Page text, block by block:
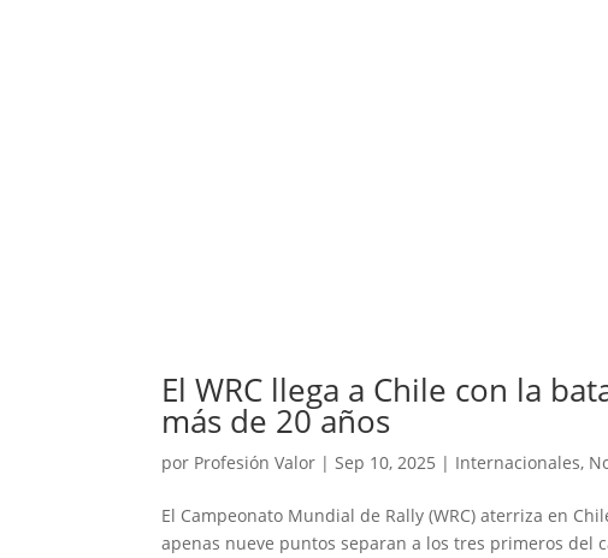
El WRC llega a Chile con la
más de 20 años
por Profesión Valor |Sep 10, 2025 | Internacionales,
El Campeonato Mundial de Rally (WRC) aterriza en
apenas nueve puntos separan a los tres primeros